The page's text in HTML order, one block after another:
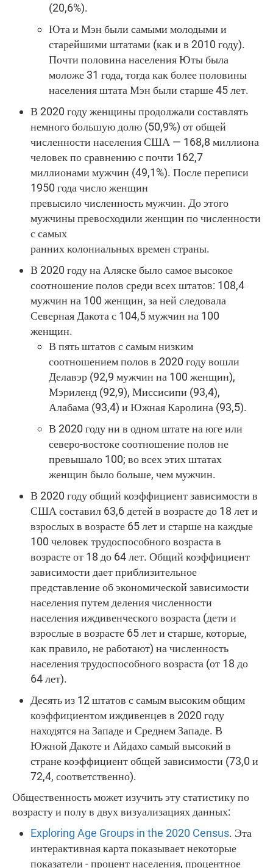
(20,6%).
Юта и Мэн были самыми молодыми и
старейшими штатами (как и в 2010 году).
Почти половина населения Юты была
моложе 31 года, тогда как более половины
населения штата Мэн были старше 45 лет.
В 2020 году женщины продолжали составлять
немного большую долю (50,9%) от общей
численности населения США — 168,8 миллиона
человек по сравнению с почти 162,7
миллионами мужчин (49,1%). После переписи
1950 года число женщин
превысило численность мужчин. До этого
мужчины превосходили женщин по численности
с самых
ранних колониальных времен страны.
В 2020 году на Аляске было самое высокое
соотношение полов среди всех штатов: 108,4
мужчин на 100 женщин, за ней следовала
Северная Дакота с 104,5 мужчин на 100
женщин.
В пять штатов с самым низким
соотношением полов в 2020 году вошли
Делавэр (92,9 мужчин на 100 женщин),
Мэриленд (92,9), Миссисипи (93,4),
Алабама (93,4) и Южная Каролина (93,5).
В 2020 году ни в одном штате на юге или
северо-востоке соотношение полов не
превышало 100; во всех этих штатах
женщин было больше, чем мужчин.
В 2020 году общий коэффициент зависимости в
США составил 63,6 детей в возрасте до 18 лет и
взрослых в возрасте 65 лет и старше на каждые
100 человек трудоспособного возраста в
возрасте от 18 до 64 лет. Общий коэффициент
зависимости дает приблизительное
представление об экономической зависимости
населения путем деления численности
населения иждивенческого возраста (дети и
взрослые в возрасте 65 лет и старше, которые,
как правило, не работают) на численность
населения трудоспособного возраста (от 18 до
64 лет).
Десять из 12 штатов с самым высоким общим
коэффициентом иждивенцев в 2020 году
находятся на Западе и Среднем Западе. В
Южной Дакоте и Айдахо самый высокий в
стране коэффициент общей зависимости (73,0 и
72,4, соответственно).
Общественность может изучить эту статистику по
возрасту и полу в двух визуализациях данных:
Exploring Age Groups in the 2020 Census. Эта
интерактивная карта показывает некоторые
показатели - процент населения, процентное